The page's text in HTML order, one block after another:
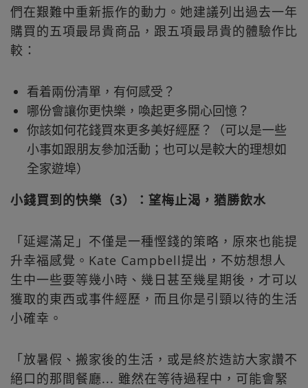
們在艱難中重新振作的動力。她建議列出過去一年
購買的五項最昂貴商品，跟五項最昂貴的體驗作比
較：
看着兩份清單，有何感受？
哪份會讓你更快樂，喚起更多開心回憶？
你該如何花錢買來更多美好經歷？（可以是一些
小事如跟朋友參加活動；也可以是較大的理想如
全家遊埠）
小錢買到的快樂（3）：望梅止渴，猶勝飲水
「延遲滿足」不僅是一種慳錢的策略，原來也能提
升幸福感覺。Kate Campbell提出，不妨想想人
生中一些要等幾小時、幾日甚至幾星期後，才可以
獲取的東西或事件經歷，而且你是引頸以待的生活
小確幸。
「放暑假、搬家後的生活，或是終於造訪大家讚不
絕口的那間餐廳... 雖然在等待過程中，可能會緊